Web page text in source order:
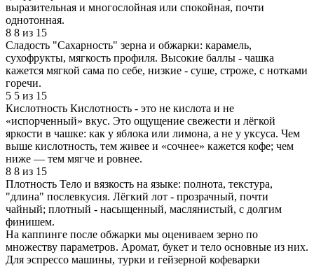
выразительная и многослойная или спокойная, почти
однотонная.
8 8 из 15
Сладость "Сахарность" зерна и обжарки: карамель,
сухофрукты, мягкость профиля. Высокие баллы - чашка
кажется мягкой сама по себе, низкие - суше, строже, с нотками
горечи.
5 5 из 15
Кислотность Кислотность - это не кислота и не
«испорченный» вкус. Это ощущение свежести и лёгкой
яркости в чашке: как у яблока или лимона, а не у уксуса. Чем
выше кислотность, тем живее и «сочнее» кажется кофе; чем
ниже — тем мягче и ровнее.
8 8 из 15
Плотность Тело и вязкость на языке: полнота, текстура,
"длина" послевкусия. Лёгкий лот - прозрачный, почти
чайный; плотный - насыщенный, маслянистый, с долгим
финишем.
На каппинге после обжарки мы оцениваем зерно по
множеству параметров. Аромат, букет и тело основные из них.
Для эспрессо машины, турки и гейзерной кофеварки